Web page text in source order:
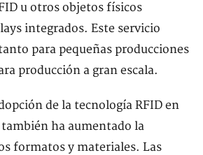
u otros objetos físicos
integrados. Este servicio
para pequeñas producciones
producción a gran escala.
de la tecnología RFID en
ha aumentado la
formatos y materiales. Las